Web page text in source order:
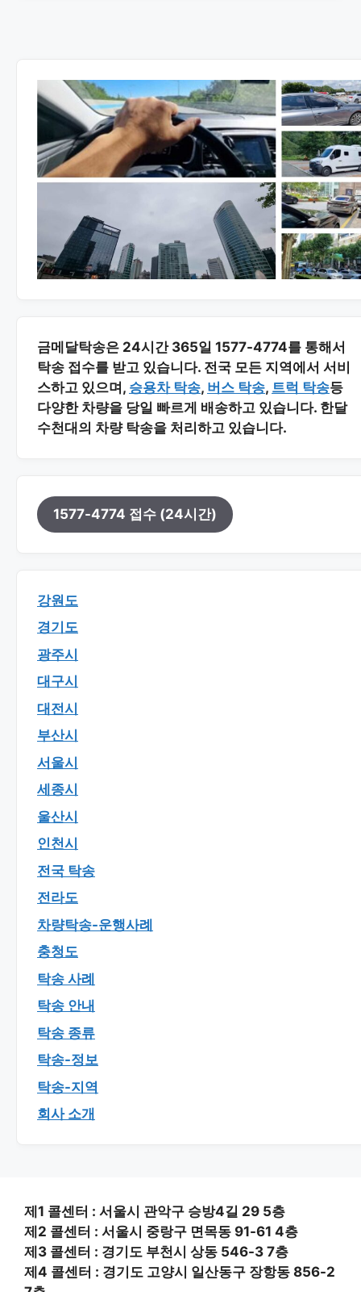
금메달탁송은 24시간 365일 1577-4774를 통해서
탁송 접수를 받고 있습니다. 전국 모든 지역에서 서비
스하고 있으며, 승용차 탁송, 버스 탁송, 트럭 탁송등
다양한 차량을 당일 빠르게 배송하고 있습니다. 한달
수천대의 차량 탁송을 처리하고 있습니다.
1577-4774 접수 (24시간)
강원도
경기도
광주시
대구시
대전시
부산시
서울시
세종시
울산시
인천시
전국 탁송
전라도
차량탁송-운행사례
충청도
탁송 사례
탁송 안내
탁송 종류
탁송-정보
탁송-지역
회사 소개
제1 콜센터 : 서울시 관악구 승방4길 29 5층
제2 콜센터 : 서울시 중랑구 면목동 91-61 4층
제3 콜센터 : 경기도 부천시 상동 546-3 7층
제4 콜센터 : 경기도 고양시 일산동구 장항동 856-2